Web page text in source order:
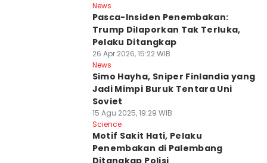
News
Pasca-Insiden Penembakan:
Trump Dilaporkan Tak Terluka,
Pelaku Ditangkap
26 Apr 2026, 15:22 WIB
News
Simo Hayha, Sniper Finlandia yang
Jadi Mimpi Buruk Tentara Uni
Soviet
15 Agu 2025, 19:29 WIB
Science
Motif Sakit Hati, Pelaku
Penembakan di Palembang
Ditangkap Polisi